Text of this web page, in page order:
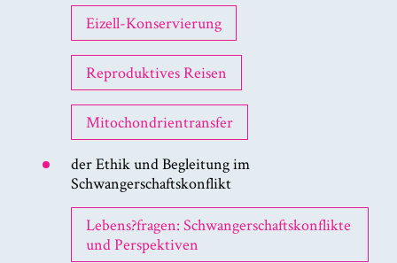
Eizell-Konservierung
Reproduktives Reisen
Mitochondrientransfer
der Ethik und Begleitung im
Schwangerschaftskonflikt
Lebens?fragen: Schwangerschaftskonflikte
und Perspektiven